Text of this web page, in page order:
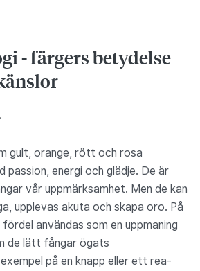
- färgers betydelse
gult, orange, rött och rosa
passion, energi och glädje. De är
vår uppmärksamhet. Men de kan
upplevas akuta och skapa oro. På
användas som en uppmaning
de lätt fångar ögats
på en knapp eller ett rea-